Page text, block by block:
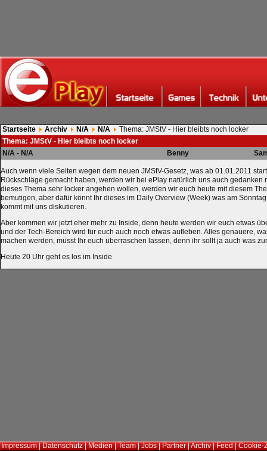
Startseite Archiv N/A N/A
Thema: JMStV - Hier bleibts noch locker
Thema: JMStV - Hier bleibts noch locker
N/A - N/A
Benny
Auch wenn viele Seiten wegen dem neuen JMStV-Gesetz, was ab 01.01.2011
Rückschläge gemacht haben, werden wir bei ePlay natürlich uns auch gedanken
dieses Thema sehr locker angehen wollen, werden wir euch heute mit diesem
bemutigen, aber dafür könnt Ihr dieses im Daily Overview (Week) was am
kommt mit uns diskutieren.
Aber kommen wir jetzt eher mehr zu Inside, denn heute werden wir euch etwas
und der Tech-Bereich wird für euch auch noch etwas aufleben. Alles genauere,
machen werden, müsst Ihr euch überraschen lassen, denn ihr sollt ja auch was
Heute 20 Uhr geht es los im Inside
Impressum|Datenschutz|Medien|Team|Jobs|Partner|Archiv|Feed|Cookie-